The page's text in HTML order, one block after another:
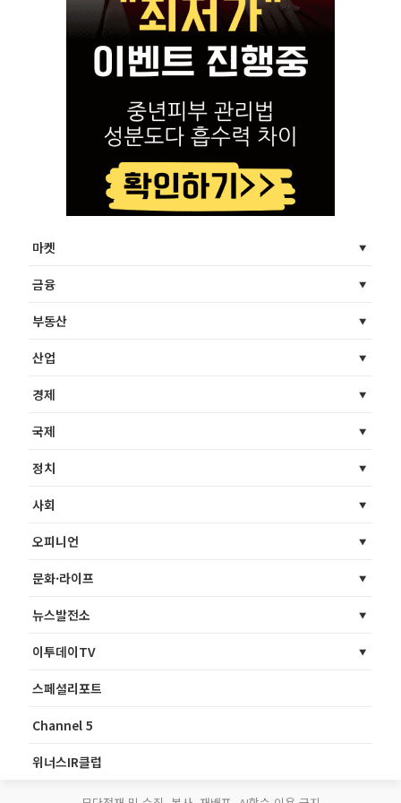
마켓
금융
부동산
산업
경제
국제
정치
사회
오피니언
문화·라이프
뉴스발전소
이투데이TV
스페셜리포트
Channel 5
위너스IR클럽